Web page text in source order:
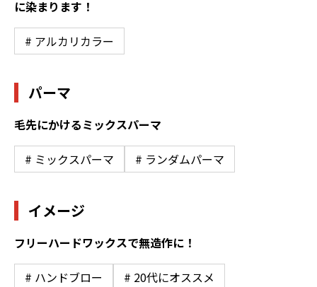
に染まります！
# アルカリカラー
パーマ
毛先にかけるミックスパーマ
# ミックスパーマ # ランダムパーマ
イメージ
フリーハードワックスで無造作に！
# ハンドブロー
# 20代にオススメ